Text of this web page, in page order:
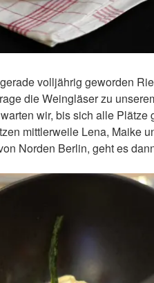
volljährig geworden
die Weingläser zu
wir, bis sich alle Plätze
mittlerweile Lena, Maike
Norden Berlin, geht es